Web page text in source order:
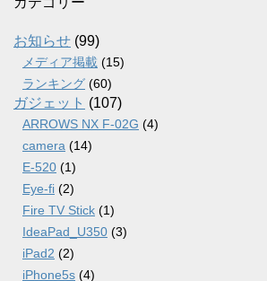
ブ
お知らせ (99)
メディア掲載 (15)
ランキング (60)
ガジェット (107)
ARROWS NX F-02G (4)
camera (14)
E-520 (1)
Eye-fi (2)
Fire TV Stick (1)
IdeaPad_U350 (3)
iPad2 (2)
iPhone5s (4)